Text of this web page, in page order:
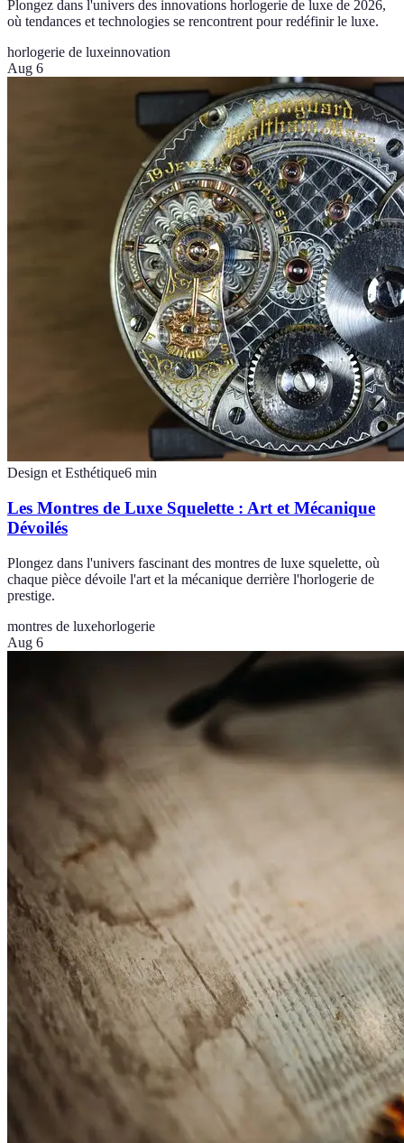
Plongez dans l'univers des innovations horlogerie de luxe de 2026,
où tendances et technologies se rencontrent pour redéfinir le luxe.
horlogerie de luxeinnovation
Aug 6
Design et Esthétique6 min
Les Montres de Luxe Squelette : Art et Mécanique
Dévoilés
Plongez dans l'univers fascinant des montres de luxe squelette, où
chaque pièce dévoile l'art et la mécanique derrière l'horlogerie de
prestige.
montres de luxehorlogerie
Aug 6